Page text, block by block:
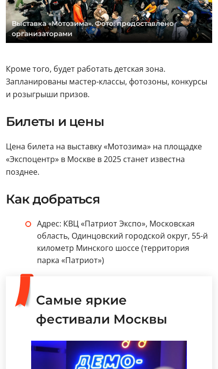
Выставка «Мотозима». Фото: предоставлено
организаторами
Кроме того, будет работать детская зона.
Запланированы мастер-классы, фотозоны, конкурсы
и розыгрыши призов.
Билеты и цены
Цена билета на выставку «Мотозима» на площадке
«Экспоцентр» в Москве в 2025 станет известна
позднее.
Как добраться
Адрес: КВЦ «Патриот Экспо», Московская
область, Одинцовский городской округ, 55-й
километр Минского шоссе (территория
парка «Патриот»)
Самые яркие
фестивали Москвы